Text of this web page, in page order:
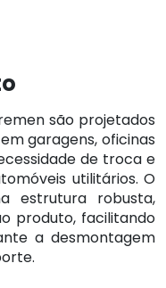
são projetados
garagens, oficinas
de troca e
utilitários. O
estrutura robusta,
produto, facilitando
a desmontagem